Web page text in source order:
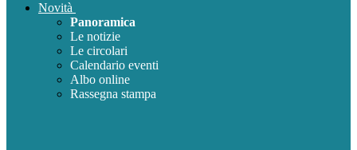
Novità
Panoramica
Le notizie
Le circolari
Calendario eventi
Albo online
Rassegna stampa